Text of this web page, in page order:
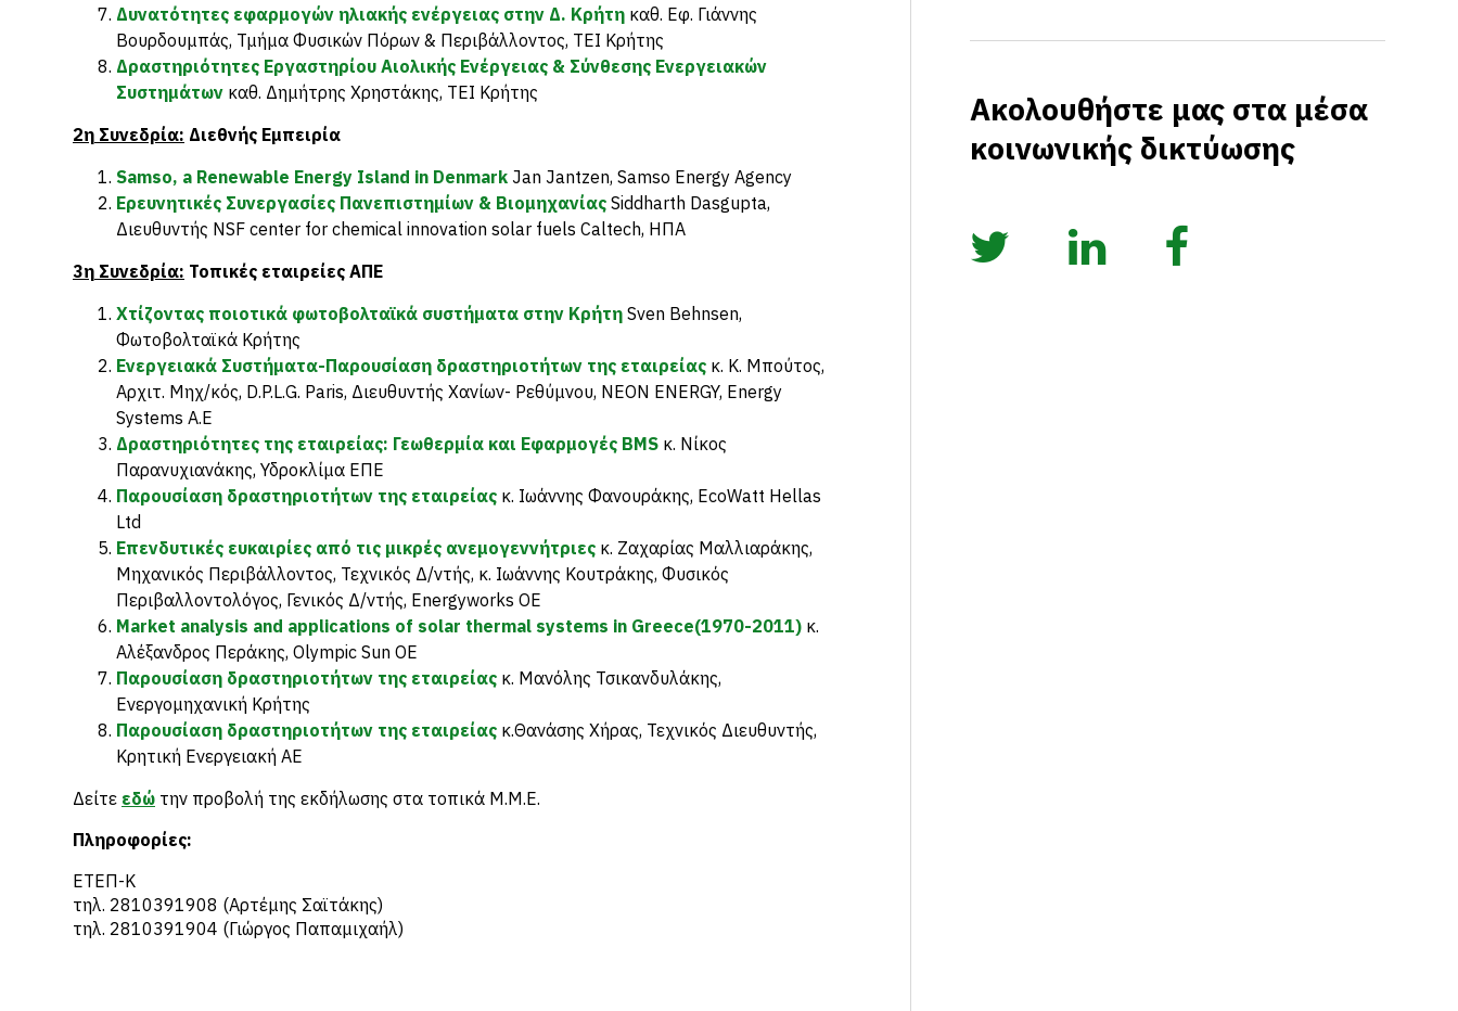
Δυνατότητες εφαρμογών ηλιακής ενέργειας στην Δ. Κρήτη καθ. Εφ. Γιάννης
Βουρδουμπάς, Τμήμα Φυσικών Πόρων & Περιβάλλοντος, ΤΕΙ Κρήτης
Δραστηριότητες Εργαστηρίου Αιολικής Ενέργειας & Σύνθεσης Ενεργειακών
Συστημάτων καθ. Δημήτρης Χρηστάκης, ΤΕΙ Κρήτης
2η Συνεδρία: Διεθνής Εμπειρία
Samso, a Renewable Energy Island in Denmark Jan Jantzen, Samso Energy Agency
Ερευνητικές Συνεργασίες Πανεπιστημίων & Βιομηχανίας Siddharth Dasgupta,
Διευθυντής NSF center for chemical innovation solar fuels Caltech, ΗΠΑ
3η Συνεδρία: Τοπικές εταιρείες ΑΠΕ
Χτίζοντας ποιοτικά φωτοβολταϊκά συστήματα στην Κρήτη Sven Behnsen,
Φωτοβολταϊκά Κρήτης
Ενεργειακά Συστήματα-Παρουσίαση δραστηριοτήτων της εταιρείας κ. Κ. Μπούτος,
Αρχιτ. Μηχ/κός, D.P.L.G. Paris, Διευθυντής Χανίων- Ρεθύμνου, NEON ENERGY, Energy
Systems A.E
Δραστηριότητες της εταιρείας: Γεωθερμία και Εφαρμογές BMS κ. Νίκος
Παρανυχιανάκης, Υδροκλίμα ΕΠΕ
Παρουσίαση δραστηριοτήτων της εταιρείας κ. Ιωάννης Φανουράκης, EcoWatt Hellas
Ltd
Επενδυτικές ευκαιρίες από τις μικρές ανεμογεννήτριες κ. Ζαχαρίας Μαλλιαράκης,
Μηχανικός Περιβάλλοντος, Τεχνικός Δ/ντής, κ. Ιωάννης Κουτράκης, Φυσικός
Περιβαλλοντολόγος, Γενικός Δ/ντής, Energyworks OE
Market analysis and applications of solar thermal systems in Greece(1970-2011) κ.
Αλέξανδρος Περάκης, Olympic Sun OE
Παρουσίαση δραστηριοτήτων της εταιρείας κ. Μανόλης Τσικανδυλάκης,
Ενεργομηχανική Κρήτης
Παρουσίαση δραστηριοτήτων της εταιρείας κ.Θανάσης Χήρας, Τεχνικός Διευθυντής,
Κρητική Ενεργειακή ΑΕ
Δείτε εδώ την προβολή της εκδήλωσης στα τοπικά Μ.Μ.Ε.
Πληροφορίες:
ΕΤΕΠ-Κ
τηλ. 2810391908 (Αρτέμης Σαϊτάκης)
τηλ. 2810391904 (Γιώργος Παπαμιχαήλ)
Ακολουθήστε μας στα μέσα
κοινωνικής δικτύωσης